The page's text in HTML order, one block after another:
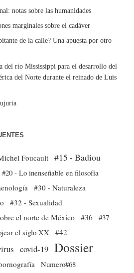
notas sobre las humanidades
marginales sobre el cadáver
de la calle? Una apuesta por otro
del río Mississippi para el desarrollo del
del Norte durante el reinado de Luis
Foucault #15 - Badiou
#20 - Lo inenseñable en filosofía
#30 - Naturaleza
#32 - Sexualidad
el norte de México #36 #37
el siglo XX #42
covid-19 Dossier
Numero#68